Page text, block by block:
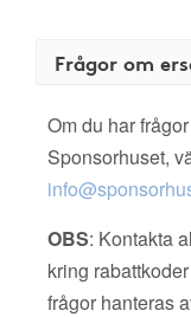
Frågor om
Om du har
Sponsorhuset,
OBS: Kontakta
kring
frågor hanteras